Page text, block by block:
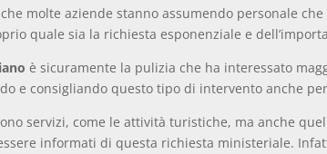
molte aziende stanno assumendo personale
quale sia la richiesta esponenziale e
è sicuramente la pulizia che ha interessato
e consigliando questo tipo di intervento anche
servizi, come le attività turistiche, ma anche
informati di questa richiesta ministeriale.